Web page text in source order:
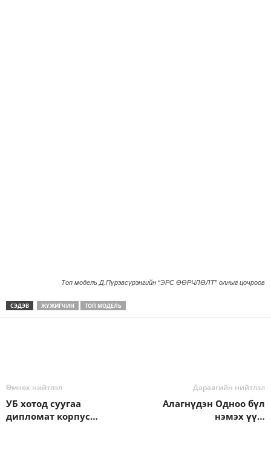
Топ модель Д.Пүрэвсүрэнгийн “ЭРС ӨӨРЧЛӨЛТ” олныг цочроов
СЭДЭВ ЖҮЖИГЧИН ТОП МОДЕЛЬ
Өмнөх нийтлэл
УБ хотод суугаа
дипломат корпус…
Дараагийн нийтлэл
Алагнүдэн Одноо бүл
нэмэх үү…